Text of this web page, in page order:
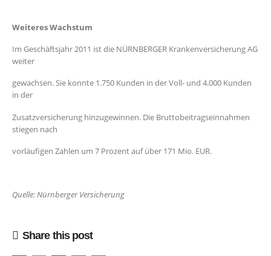
Weiteres Wachstum
Im Geschäftsjahr 2011 ist die NÜRNBERGER Krankenversicherung AG
weiter
gewachsen. Sie konnte 1.750 Kunden in der Voll- und 4.000 Kunden
in der
Zusatzversicherung hinzugewinnen. Die Bruttobeitragseinnahmen
stiegen nach
vorläufigen Zahlen um 7 Prozent auf über 171 Mio. EUR.
Quelle: Nürnberger Versicherung
Share this post